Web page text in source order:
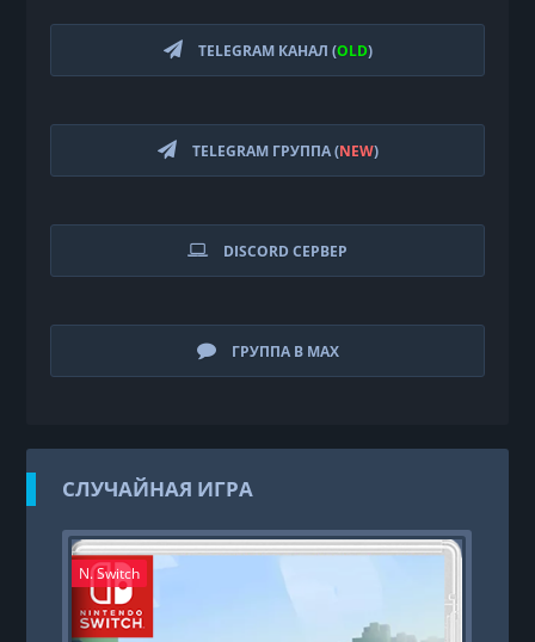
TELEGRAM КАНАЛ (OLD)
TELEGRAM ГРУППА (NEW)
DISCORD СЕРВЕР
ГРУППА В MAX
СЛУЧАЙНАЯ ИГРА
N. Switch